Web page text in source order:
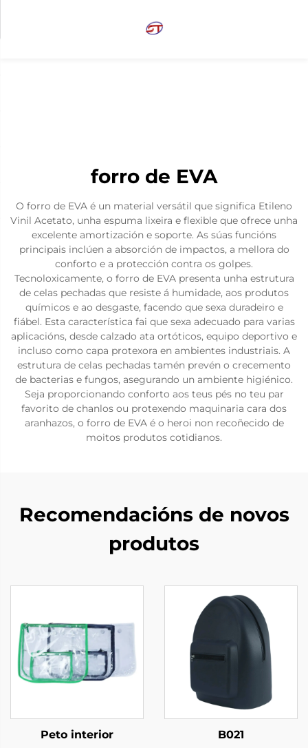
forro de EVA
O forro de EVA é un material versátil que significa Etileno
Vinil Acetato, unha espuma lixeira e flexible que ofrece unha
excelente amortización e soporte. As súas funcións
principais inclúen a absorción de impactos, a mellora do
conforto e a protección contra os golpes.
Tecnoloxicamente, o forro de EVA presenta unha estrutura
de celas pechadas que resiste á humidade, aos produtos
químicos e ao desgaste, facendo que sexa duradeiro e
fiábel. Esta característica fai que sexa adecuado para varias
aplicacións, desde calzado ata ortóticos, equipo deportivo e
incluso como capa protexora en ambientes industriais. A
estrutura de celas pechadas tamén prevén o crecemento
de bacterias e fungos, asegurando un ambiente higiénico.
Seja proporcionando conforto aos teus pés no teu par
favorito de chanlos ou protexendo maquinaria cara dos
aranhazos, o forro de EVA é o heroi non recoñecido de
moitos produtos cotidianos.
Recomendacións de novos
produtos
Peto interior B021